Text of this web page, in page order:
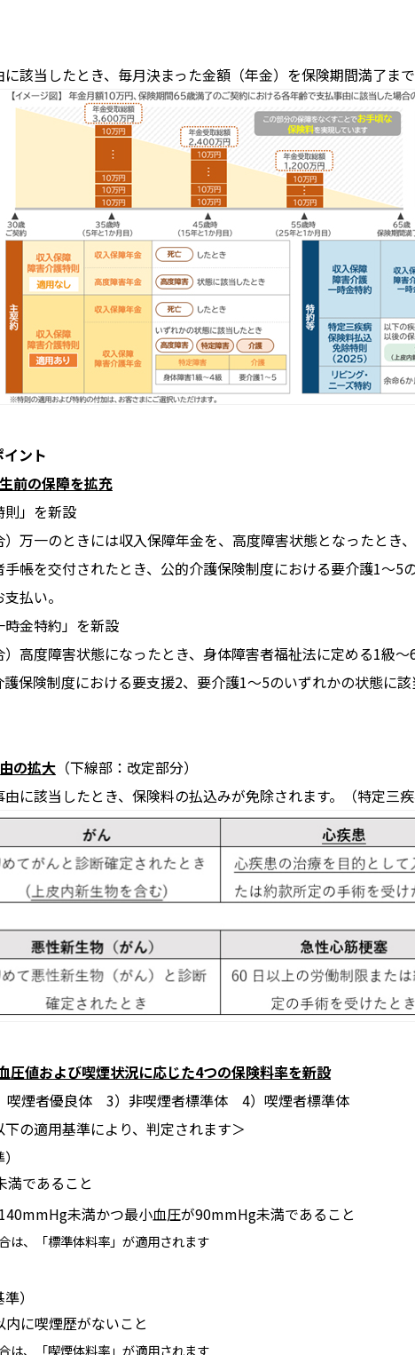
該当したとき、毎月決まった金額（年金）を保険期間満了まで
ント
前の保障を拡充
」を新設
）万一のときには収入保障年金を、高度障害状態となったと
帳を交付されたとき、公的介護保険制度における要介護1～
払い。
金特約」を新設
）高度障害状態になったとき、身体障害者福祉法に定める1級
保険制度における要支援2、要介護1～5のいずれかの状態に
の拡大 （下線部：改定部分）
に該当したとき、保険料の払込みが免除されます。（特定三
圧値および喫煙状況に応じた4つの保険料率を新設
煙者優良体 3）非喫煙者標準体 4）喫煙者標準体
の適用基準により、判定されます＞
満であること
未満かつ最小血圧が90mmHg未満であること
は、「標準体料率」が適用されます
）
に喫煙歴がないこと
は、「喫煙体料率」が適用されます